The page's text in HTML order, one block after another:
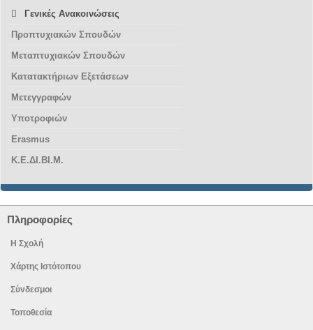
Γενικές Ανακοινώσεις
Προπτυχιακών Σπουδών
Μεταπτυχιακών Σπουδών
Κατατακτήριων Εξετάσεων
Μετεγγραφών
Υποτροφιών
Erasmus
Κ.Ε.ΔΙ.ΒΙ.Μ.
Πληροφορίες
Η Σχολή
Χάρτης Ιστότοπου
Σύνδεσμοι
Τοποθεσία